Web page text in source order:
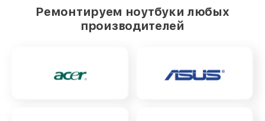
Ремонтируем ноутбуки любых
производителей